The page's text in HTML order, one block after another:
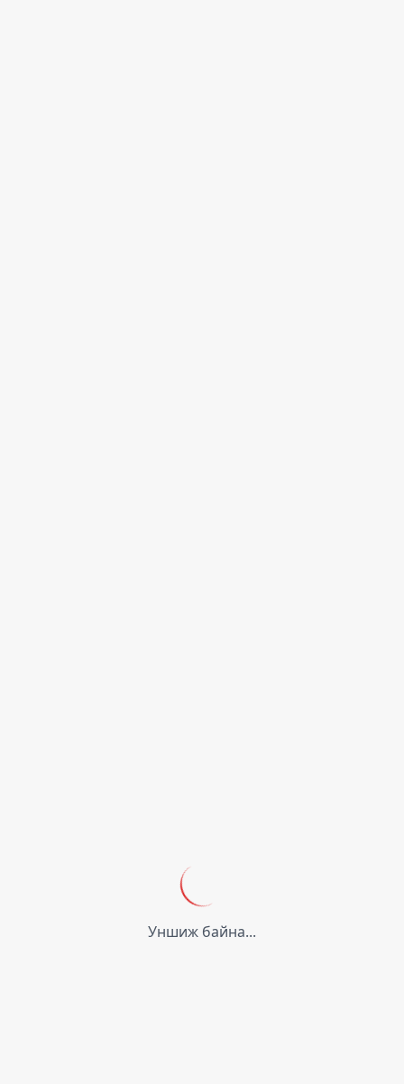
Уншиж байна...